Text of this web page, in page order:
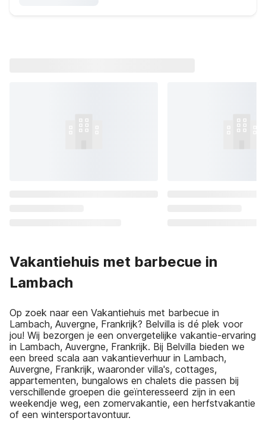
Vakantiehuis met barbecue in
Lambach
Op zoek naar een Vakantiehuis met barbecue in
Lambach, Auvergne, Frankrijk? Belvilla is dé plek voor
jou! Wij bezorgen je een onvergetelijke vakantie-ervaring
in Lambach, Auvergne, Frankrijk. Bij Belvilla bieden we
een breed scala aan vakantieverhuur in Lambach,
Auvergne, Frankrijk, waaronder villa's, cottages,
appartementen, bungalows en chalets die passen bij
verschillende groepen die geïnteresseerd zijn in een
weekendje weg, een zomervakantie, een herfstvakantie
of een wintersportavontuur.